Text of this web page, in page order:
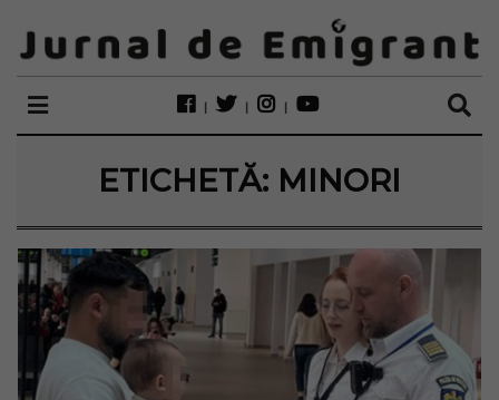
ETICHETĂ: MINORI